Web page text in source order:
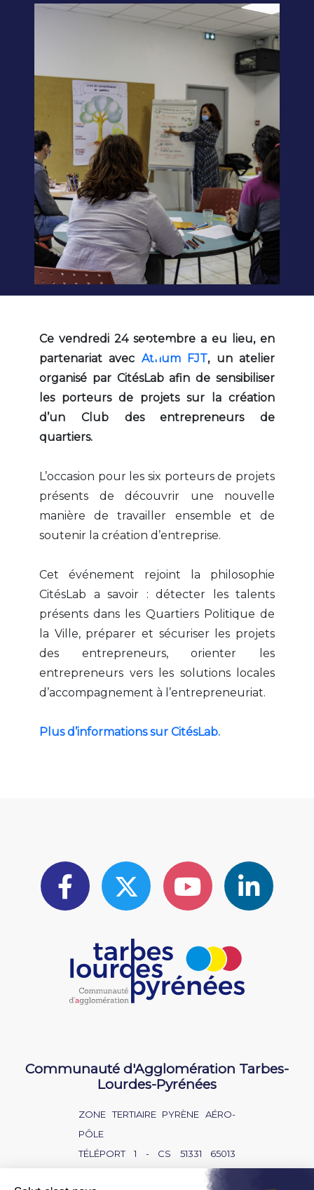
Ce vendredi 24 septembre a eu lieu, en
partenariat avec Atrium FJT, un atelier
organisé par CitésLab afin de sensibiliser
les porteurs de projets sur la création
d’un Club des entrepreneurs de
quartiers.
L’occasion pour les six porteurs de projets
présents de découvrir une nouvelle
manière de travailler ensemble et de
soutenir la création d’entreprise.
Cet événement rejoint la philosophie
CitésLab a savoir : détecter les talents
présents dans les Quartiers Politique de
la Ville, préparer et sécuriser les projets
des entrepreneurs, orienter les
entrepreneurs vers les solutions locales
d’accompagnement à l’entrepreneuriat.
Plus d’informations sur CitésLab.
Communauté d'Agglomération Tarbes-
Lourdes-Pyrénées
ZONE TERTIAIRE PYRÈNE AÉRO-
PÔLE
TÉLÉPORT 1 - CS 51331 65013